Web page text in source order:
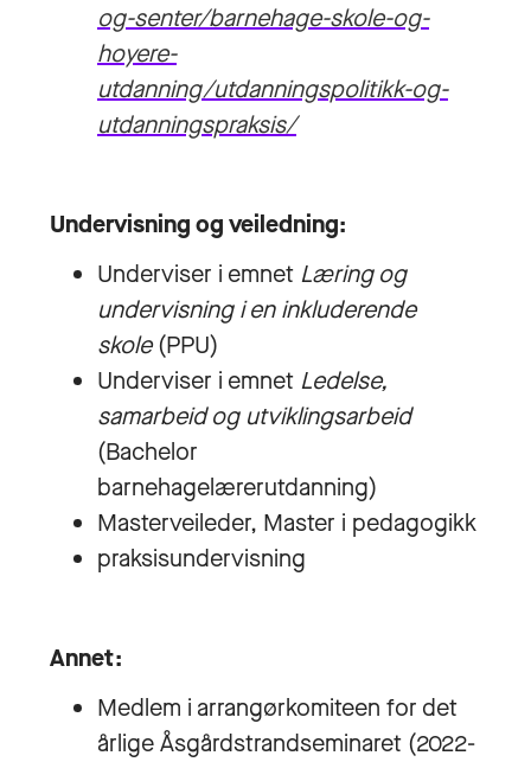
og-senter/barnehage-skole-og-
hoyere-
utdanning/utdanningspolitikk-og-
utdanningspraksis/
Undervisning og veiledning:
Underviser i emnet Læring og
undervisning i en inkluderende
skole(PPU)
Underviser i emnet Ledelse,
samarbeid og utviklingsarbeid
(Bachelor
barnehagelærerutdanning)
Masterveileder, Master i pedagogikk
praksisundervisning
Annet:
Medlem i arrangørkomiteen for det
årlige Åsgårdstrandseminaret (2022-